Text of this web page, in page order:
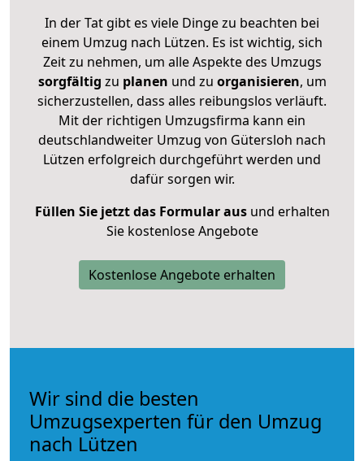
In der Tat gibt es viele Dinge zu beachten bei
einem Umzug nach Lützen. Es ist wichtig, sich
Zeit zu nehmen, um alle Aspekte des Umzugs
sorgfältig zu planen und zu organisieren, um
sicherzustellen, dass alles reibungslos verläuft.
Mit der richtigen Umzugsfirma kann ein
deutschlandweiter Umzug von Gütersloh nach
Lützen erfolgreich durchgeführt werden und
dafür sorgen wir.
Füllen Sie jetzt das Formular ausund erhalten
Sie kostenlose Angebote
Kostenlose Angebote erhalten
Wir sind die besten
Umzugsexperten für den Umzug
nach Lützen